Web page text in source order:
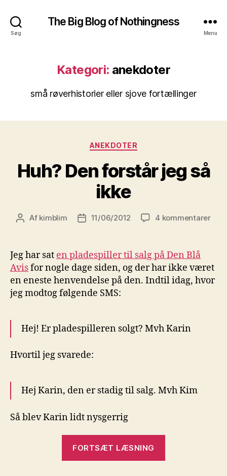
Søg
The Big Blog of Nothingness
Menu
Kategori: anekdoter
små røverhistorier eller sjove fortællinger
Kategorier
ANEKDOTER
Huh? Den forstår jeg så
ikke
Indlægsforfatter
Af kimblim Indlægsdato
11/06/2012 4 kommentarertil
så
ikke
Jeg har sat en pladespiller til salg på Den Blå
Avisfor nogle dage siden, og der har ikke været
en eneste henvendelse på den. Indtil idag, hvor
jeg modtog følgende SMS:
Hej! Er pladespilleren solgt? Mvh Karin
Hvortil jeg svarede:
Hej Karin, den er stadig til salg. Mvh Kim
Så blev Karin lidt nysgerrig
FORTSÆT LÆSNING